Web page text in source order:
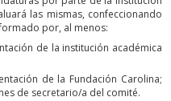
las mismas, confeccionando
por, al menos:
de la institución académica
de la Fundación Carolina;
de secretario/a del comité.